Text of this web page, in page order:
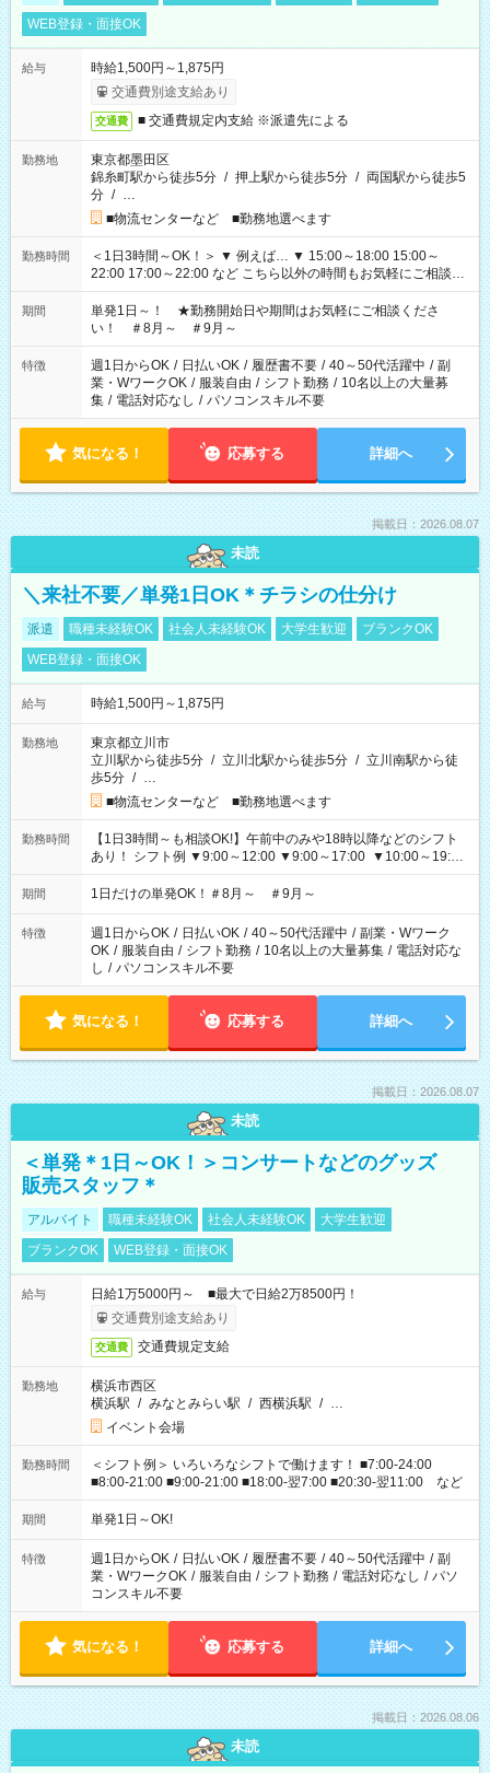
WEB登録・面接OK
給与
時給1,500円～1,875円
交通費別途支給あり
交通費 ■ 交通費規定内支給 ※派遣先による
勤務地
東京都墨田区
錦糸町駅から徒歩5分 / 押上駅から徒歩5分 / 両国駅から徒歩5
分 / …
■物流センターなど ■勤務地選べます
勤務時間
＜1日3時間～OK！＞ ▼ 例えば… ▼ 15:00～18:00 15:00～
22:00 17:00～22:00 など こちら以外の時間もお気軽にご相談く
ださい！
期間
単発1日～！ ★勤務開始日や期間はお気軽にご相談くださ
い！ ＃8月～ ＃9月～
特徴 週1日からOK / 日払いOK / 履歴書不要 / 40～50代活躍中 / 副
業・WワークOK / 服装自由 / シフト勤務 / 10名以上の大量募
集 / 電話対応なし / パソコンスキル不要
気になる！ 応募する 詳細へ
掲載日：2026.08.07
未読
＼来社不要／単発1日OK＊チラシの仕分け
派遣 職種未経験OK 社会人未経験OK 大学生歓迎
ブランクOK
WEB登録・面接OK
給与 時給1,500円～1,875円
勤務地
東京都立川市
立川駅から徒歩5分 / 立川北駅から徒歩5分 / 立川南駅から徒
歩5分 / …
■物流センターなど ■勤務地選べます
勤務時間
【1日3時間～も相談OK!】午前中のみや18時以降などのシフト
あり！ シフト例 ▼9:00～12:00 ▼9:00～17:00 ▼10:00～19:00
▼18:00～21:00
期間 1日だけの単発OK！＃8月～ ＃9月～
特徴 週1日からOK / 日払いOK / 40～50代活躍中 / 副業・Wワーク
OK / 服装自由 / シフト勤務 / 10名以上の大量募集 / 電話対応な
し / パソコンスキル不要
気になる！ 応募する 詳細へ
掲載日：2026.08.07
未読
＜単発＊1日～OK！＞コンサートなどのグッズ
販売スタッフ＊
アルバイト 職種未経験OK 社会人未経験OK
大学生歓迎
ブランクOK
WEB登録・面接OK
給与
日給1万5000円～ ■最大で日給2万8500円！
交通費別途支給あり
交通費 交通費規定支給
勤務地
横浜市西区
横浜駅 / みなとみらい駅 / 西横浜駅 / …
イベント会場
勤務時間
＜シフト例＞ いろいろなシフトで働けます！ ■7:00-24:00
■8:00-21:00 ■9:00-21:00 ■18:00-翌7:00 ■20:30-翌11:00 など
期間 単発1日～OK!
特徴 週1日からOK / 日払いOK / 履歴書不要 / 40～50代活躍中 / 副
業・WワークOK / 服装自由 / シフト勤務 / 電話対応なし / パソ
コンスキル不要
気になる！ 応募する 詳細へ
掲載日：2026.08.06
未読